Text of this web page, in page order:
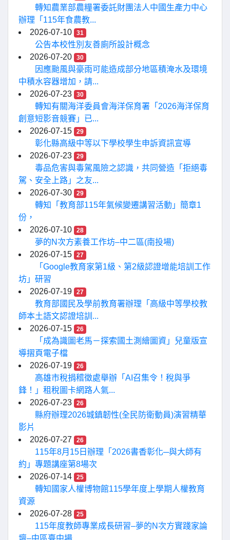
轉知農業部農糧署委託財團法人中國生產力中心
辦理「115年食農教...
2026-07-10
31
公告本校性別友善廁所設計概念
2026-07-20
30
因應颱風與豪雨可能造成部分地區積淹水及環境
中積水容器增加，請...
2026-07-23
30
轉知有關海洋委員會海洋保育署「2026海洋保育
創意短影音競賽」已...
2026-07-15
29
彰化縣高級中等以下學校學生申訴資訊宣導
2026-07-23
29
毒品危害與毒駕風險之認識，共同營造「拒絕毒
駕、安全上路」之友...
2026-07-30
29
轉知「教育部115年氣候變遷講習活動」簡章1
份，
2026-07-10
28
夢的N次方素養工作坊–中二區(南投場)
2026-07-15
27
「Google教育家第1級、第2級認證增能培訓工作
坊」研習
2026-07-19
27
教育部國民及學前教育署辦理「高級中等學校教
師本土語文認證培訓...
2026-07-15
26
「成為識圖老馬－探索國土測繪圖資」兒童版宣
導摺頁電子檔
2026-07-19
26
高雄市稅捐稽徵處舉辦「AI召集令！稅與爭
鋒！」租稅圖卡網路人氣...
2026-07-23
26
縣府辦理2026城鎮韌性(全民防衛動員)演習精華
影片
2026-07-27
26
115年8月15日辦理「2026書香彰化─與大師有
約」專題講座第8場次
2026-07-14
25
轉知國家人權博物館115學年度上學期人權教育
資源
2026-07-28
25
115年度教師專業成長研習–夢的N次方實踐家論
壇–中區臺中場